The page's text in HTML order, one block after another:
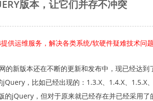
版本，让它们并存不冲突
供运维服务，解决各类系统/软硬件疑难技术问题
新版本还在不断的更新和发布中，现已经达到
，比如已经出现的：1.3.X、1.4.X、1.5.X
的jQuery，但对于原来就已经存在并已经采用